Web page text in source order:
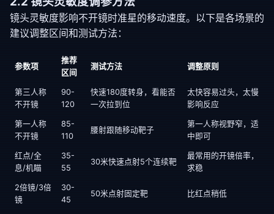
镜头灵敏度影响不开镜时准星的移动速度。以下是各场景的
建议调整区间和测试方法：
参数项
推荐
区间
测试方法 调整原则
第三人称
不开镜
90-
120
快速180度转身，看能否
一次拉到位
太快容易过头，太慢
影响反应
第一人称
不开镜
85-
110
腰射跟随移动靶子
第一人称视野窄，适
中即可
红点/全
息/机瞄
35-
55
30米快速点射5个连续靶
最常用的开镜倍率，
求稳
2倍镜/3倍
镜
30-
45
50米点射固定靶 比红点稍低